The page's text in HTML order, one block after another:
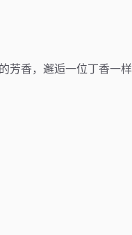
香，邂逅一位丁香一样